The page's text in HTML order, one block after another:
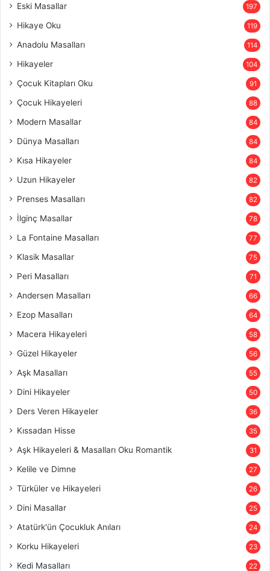
Eski Masallar 197
Hikaye Oku 119
Anadolu Masalları 114
Hikayeler 104
Çocuk Kitapları Oku 91
Çocuk Hikayeleri 88
Modern Masallar 84
Dünya Masalları 84
Kısa Hikayeler 84
Uzun Hikayeler 82
Prenses Masalları 82
İlginç Masallar 78
La Fontaine Masalları 77
Klasik Masallar 75
Peri Masalları 71
Andersen Masalları 66
Ezop Masalları 64
Macera Hikayeleri 58
Güzel Hikayeler 56
Aşk Masalları 55
Dini Hikayeler 50
Ders Veren Hikayeler 36
Kıssadan Hisse 35
Aşk Hikayeleri & Masalları Oku Romantik 31
Kelile ve Dimne 27
Türküler ve Hikayeleri 26
Dini Masallar 25
Atatürk'ün Çocukluk Anıları 24
Korku Hikayeleri 23
Kedi Masalları 22